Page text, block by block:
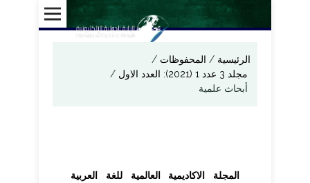
الرئيسية/ المحفوظات/
مجلد 3 عدد 1 (2021): العدد الاول
/
أبحاث علمية
المجلة الاكاديمية العالمية للغة العربية